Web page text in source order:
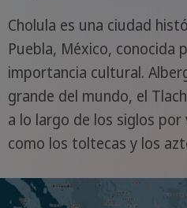
Cholula es una ciudad
Puebla, México, conocida
importancia cultural.
grande del mundo, el
a lo largo de los siglos por
como los toltecas y los